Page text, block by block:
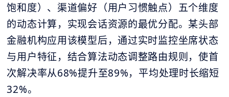
饱和度）、渠道偏好（用户习惯触点）五个维度
的动态计算，实现会话资源的最优分配。某头部
金融机构应用该模型后，通过实时监控坐席状态
与用户特征，结合算法动态调整路由规则，使首
次解决率从68%提升至89%，平均处理时长缩短
32%。